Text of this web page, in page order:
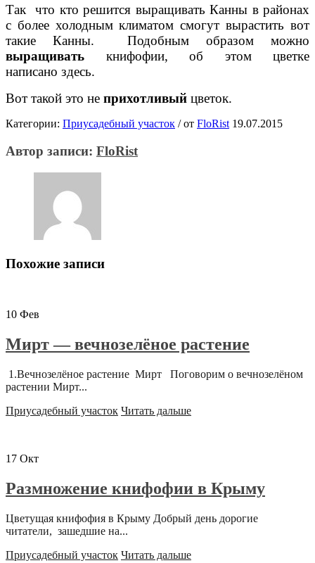
Так что кто решится выращивать Канны в районах
с более холодным климатом смогут вырастить вот
такие Канны. Подобным образом можно
выращивать книфофии, об этом цветке
написано здесь.
Вот такой это не прихотливый цветок.
Категории: Приусадебный участок /от FloRist 19.07.2015
Автор записи: FloRist
Похожие записи
10 Фев
Мирт — вечнозелёное растение
1.Вечнозелёное растение Мирт Поговорим о вечнозелёном
растении Мирт...
Приусадебный участок Читать дальше
17 Окт
Размножение книфофии в Крыму
Цветущая книфофия в Крыму Добрый день дорогие
читатели, зашедшие на...
Приусадебный участок Читать дальше